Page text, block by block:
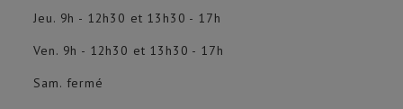
Jeu. 9h - 12h30 et 13h30 - 17h
Ven. 9h - 12h30 et 13h30 - 17h
Sam. fermé